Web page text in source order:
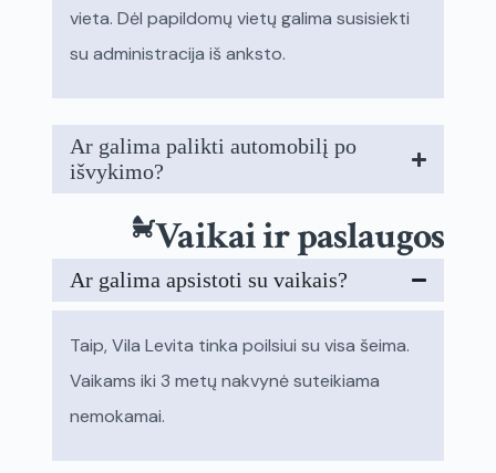
vieta. Dėl papildomų vietų galima susisiekti
su administracija iš anksto.
Ar galima palikti automobilį po
išvykimo?
Vaikai ir paslaugos
Ar galima apsistoti su vaikais?
Taip, Vila Levita tinka poilsiui su visa šeima.
Vaikams iki 3 metų nakvynė suteikiama
nemokamai.